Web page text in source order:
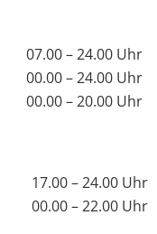
07.00 – 24.00 Uhr
00.00 – 24.00 Uhr
00.00 – 20.00 Uhr
17.00 – 24.00 Uhr
00.00 – 22.00 Uhr